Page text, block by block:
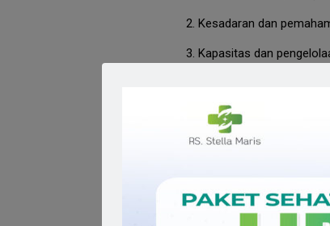
Kesadaran dan
Kapasitas dan
Kemampuan
campak, pertusis dan